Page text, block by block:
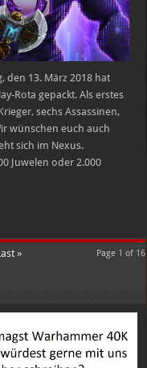
den 13. März 2018 hat
Rota gepackt. Als erstes
sechs Assassinen,
wünschen euch auch
sich im Nexus.
Juwelen oder 2.000
Page 1 of 16
»